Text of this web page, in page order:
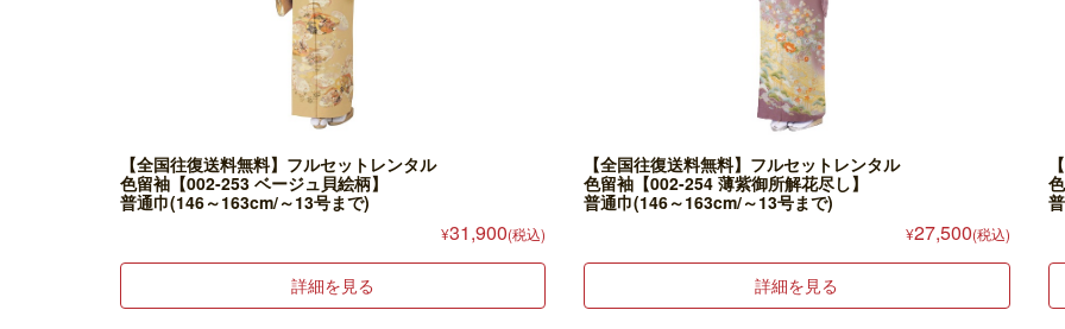
【全国往復送料無料】フルセットレンタル
色留袖【002-253 ベージュ貝絵柄】
普通巾(146～163cm/～13号まで)
¥31,900(税込)
詳細を見る
【全国往復送料無料】フルセットレンタル
色留袖【002-254 薄紫御所解花尽し】
普通巾(146～163cm/～13号まで)
¥27,500(税込)
詳細を見る